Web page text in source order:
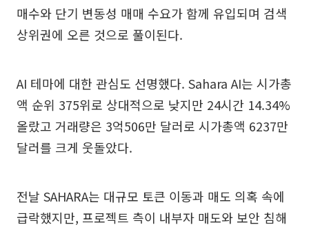
매수와 단기 변동성 매매 수요가 함께 유입되며 검색
상위권에 오른 것으로 풀이된다.
AI 테마에 대한 관심도 선명했다. Sahara AI는 시가총
액 순위 375위로 상대적으로 낮지만 24시간 14.34%
올랐고 거래량은 3억506만 달러로 시가총액 6237만
달러를 크게 웃돌았다.
전날 SAHARA는 대규모 토큰 이동과 매도 의혹 속에
급락했지만, 프로젝트 측이 내부자 매도와 보안 침해